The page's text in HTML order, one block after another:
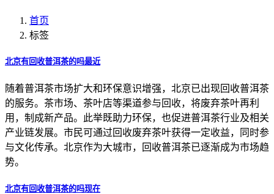
首页
标签
北京有回收普洱茶的吗最近
随着普洱茶市场扩大和环保意识增强，北京已出现回收普洱茶
的服务。茶市场、茶叶店等渠道参与回收，将废弃茶叶再利
用，制成新产品。此举既助力环保，也促进普洱茶行业及相关
产业链发展。市民可通过回收废弃茶叶获得一定收益，同时参
与文化传承。北京作为大城市，回收普洱茶已逐渐成为市场趋
势。
北京有回收普洱茶的吗现在